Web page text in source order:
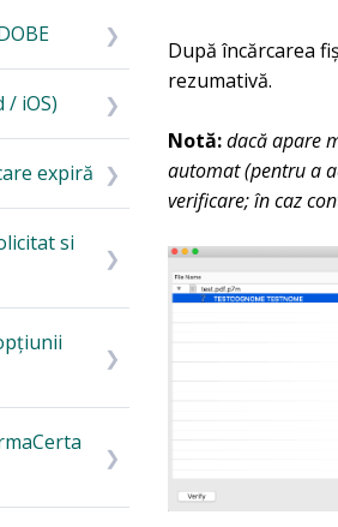
/ iOS)
expiră
si
După încărcarea
rezumativă.
Notă:dacă apare
automat (pentru a
verificare; în caz